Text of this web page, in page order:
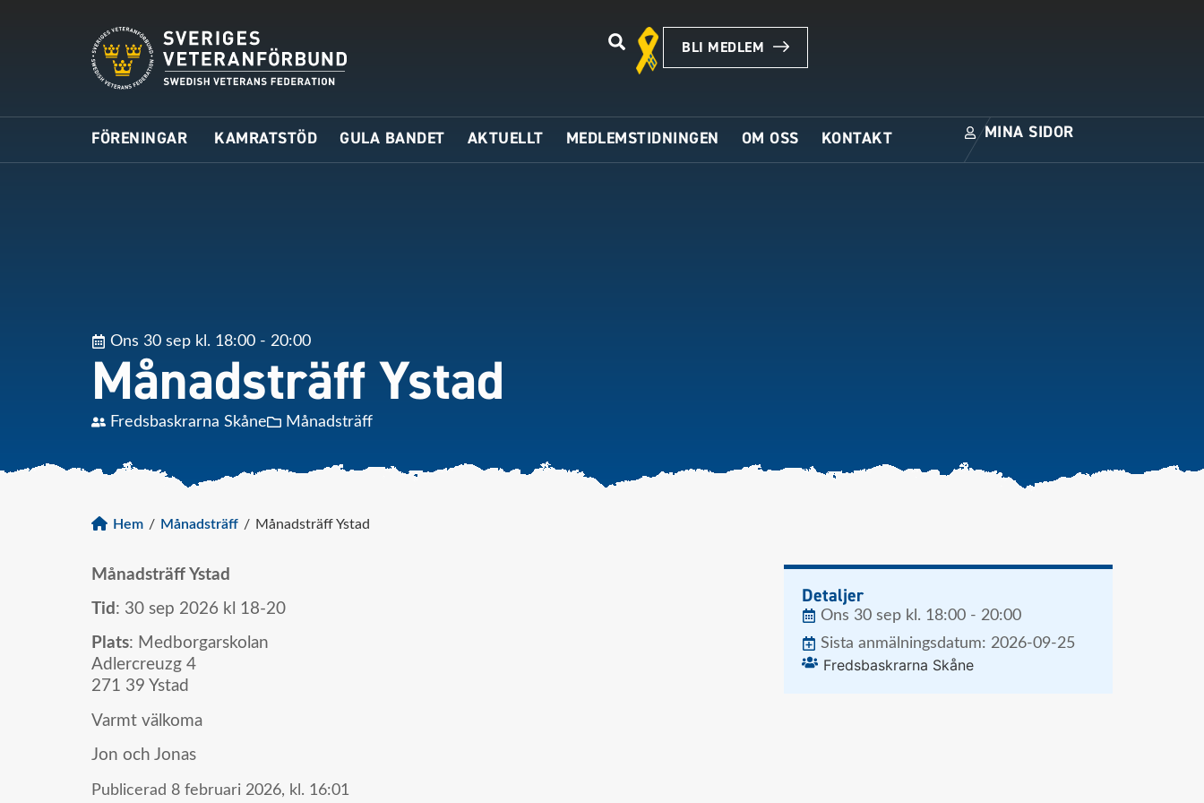
BLI MEDLEM
FÖRENINGAR KAMRATSTÖD GULA BANDET AKTUELLT MEDLEMSTIDNINGEN OM OSS KONTAKT MINA SIDOR
Ons 30 sep kl. 18:00 - 20:00
Månadsträff Ystad
Fredsbaskrarna Skåne Månadsträff
Hem / Månadsträff / Månadsträff Ystad
Månadsträff Ystad
Tid : 30 sep 2026 kl 18-20
Plats: Medborgarskolan
Adlercreuzg 4
271 39 Ystad
Varmt välkoma
Jon och Jonas
Publicerad 8 februari 2026, kl. 16:01
Detaljer
Ons 30 sep kl. 18:00 - 20:00
Sista anmälningsdatum: 2026-09-25
Fredsbaskrarna Skåne